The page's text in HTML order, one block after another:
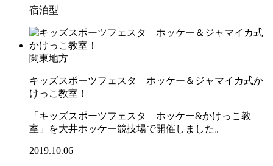
宿泊型
関東地方
キッズスポーツフェスタ ホッケー＆ジャマイカ式か
けっこ教室！
「キッズスポーツフェスタ ホッケー&かけっこ教
室」を大井ホッケー競技場で開催しました。
2019.10.06